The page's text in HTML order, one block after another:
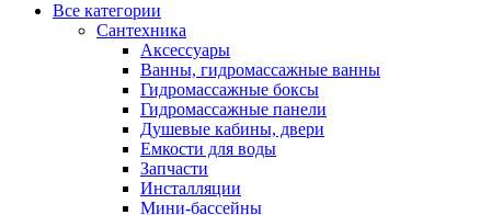
Все категории
Cантехника
Аксессуары
Ванны, гидромассажные ванны
Гидромассажные боксы
Гидромассажные панели
Душевые кабины, двери
Емкости для воды
Запчасти
Инсталляции
Мини-бассейны